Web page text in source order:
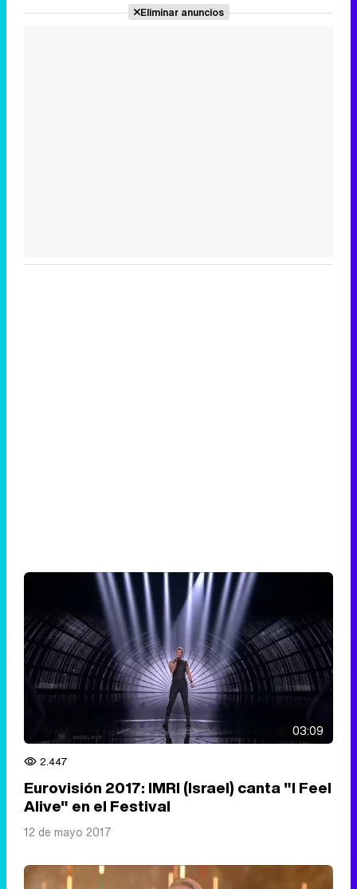
Eliminar anuncios
03:09
2.447
Eurovisión 2017: IMRI (Israel) canta "I Feel
Alive" en el Festival
12 de mayo 2017